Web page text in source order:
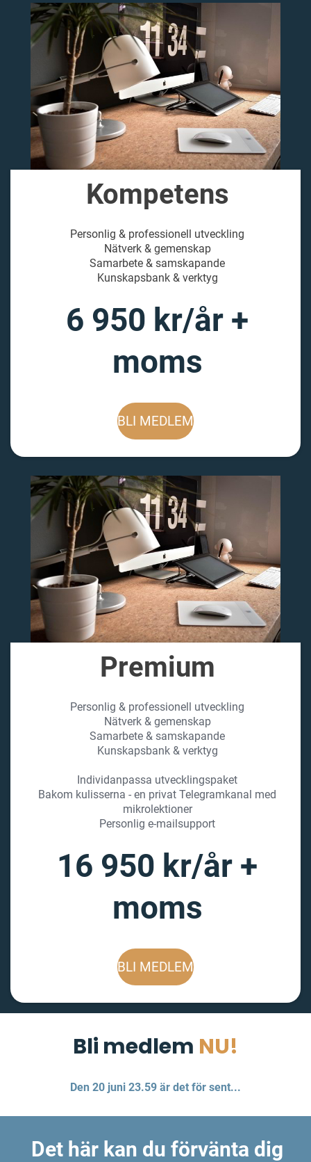
Kompetens
Personlig & professionell utveckling
Nätverk & gemenskap
Samarbete & samskapande
Kunskapsbank & verktyg
6 950 kr/år +
moms
BLI MEDLEM
Premium
Personlig & professionell utveckling
Nätverk & gemenskap
Samarbete & samskapande
Kunskapsbank & verktyg
Individanpassa utvecklingspaket
Bakom kulisserna - en privat Telegramkanal med
mikrolektioner
Personlig e-mailsupport
16 950 kr/år +
moms
BLI MEDLEM
Bli medlem NU!
Den 20 juni 23.59 är det för sent...
Det här kan du förvänta dig